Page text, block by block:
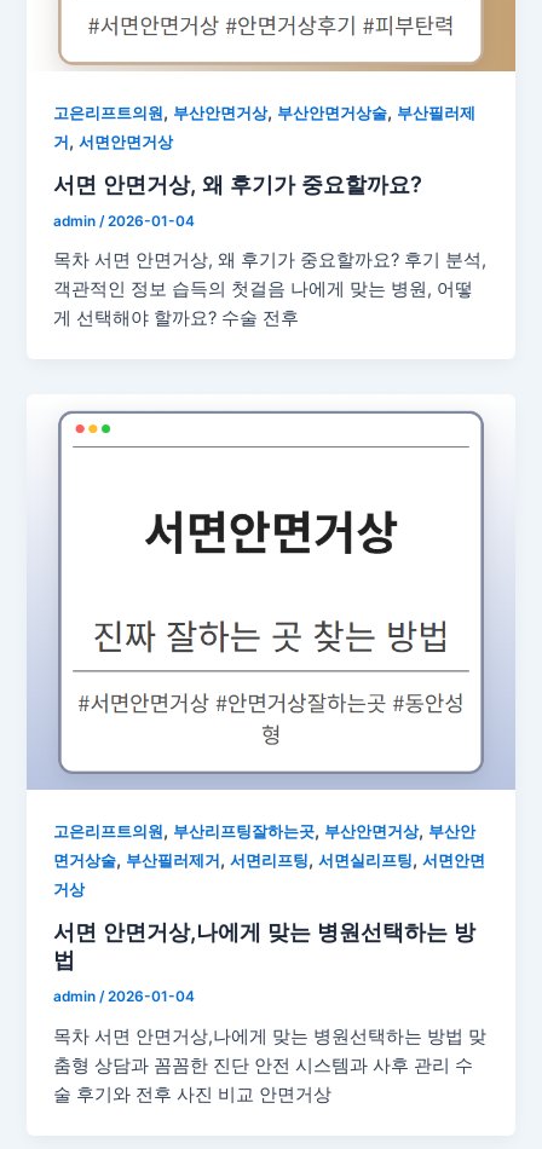
고은리프트의원 , 부산안면거상, 부산안면거상술, 부산필러제
거 ,서면안면거상
서면 안면거상, 왜 후기가 중요할까요?
admin /2026-01-04
목차 서면 안면거상, 왜 후기가 중요할까요? 후기 분석,
객관적인 정보 습득의 첫걸음 나에게 맞는 병원, 어떻
게 선택해야 할까요? 수술 전후
고은리프트의원, 부산리프팅잘하는곳, 부산안면거상, 부산안
면거상술, 부산필러제거 ,서면리프팅,서면실리프팅,서면안면
거상
서면 안면거상,나에게 맞는 병원선택하는 방
법
admin/2026-01-04
목차 서면 안면거상,나에게 맞는 병원선택하는 방법 맞
춤형 상담과 꼼꼼한 진단 안전 시스템과 사후 관리 수
술 후기와 전후 사진 비교 안면거상